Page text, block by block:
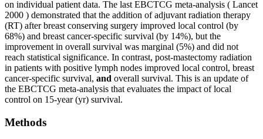
on individual patient data. The last EBCTCG meta-analysis ( Lancet
2000 ) demonstrated that the addition of adjuvant radiation therapy
(RT) after breast conserving surgery improved local control (by
68%) and breast cancer-specific survival (by 14%), but the
improvement in overall survival was marginal (5%) and did not
reach statistical significance. In contrast, post-mastectomy radiation
in patients with positive lymph nodes improved local control, breast
cancer-specific survival, and overall survival. This is an update of
the EBCTCG meta-analysis that evaluates the impact of local
control on 15-year (yr) survival.
Methods